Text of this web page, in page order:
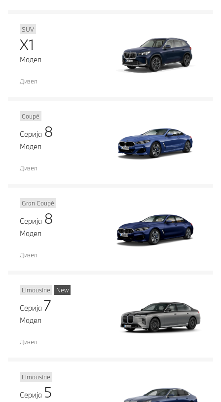
SUV
X1
Модел
Дизел
Coupé
Серија 8
Модел
Дизел
Gran Coupé
Серија 8
Модел
Дизел
Limousine New
Серија 7
Модел
Дизел
Limousine
Серија 5